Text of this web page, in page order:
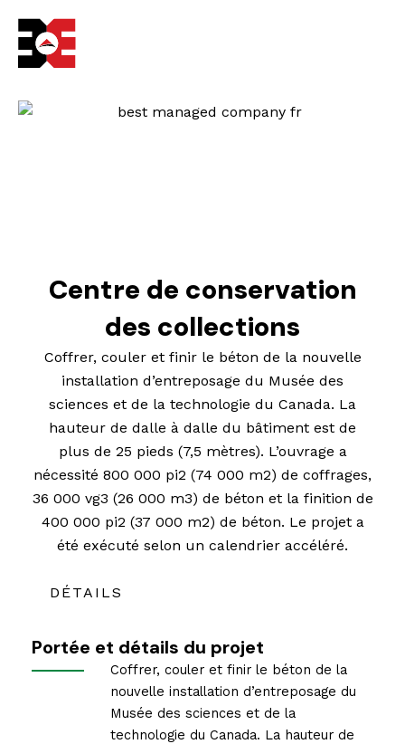
contenu
Centre de conservation
des collections
Coffrer, couler et finir le béton de la nouvelle
installation d’entreposage du Musée des
sciences et de la technologie du Canada. La
hauteur de dalle à dalle du bâtiment est de
plus de 25 pieds (7,5 mètres). L’ouvrage a
nécessité 800 000 pi2 (74 000 m2) de coffrages,
36 000 vg3 (26 000 m3) de béton et la finition de
400 000 pi2 (37 000 m2) de béton. Le projet a
été exécuté selon un calendrier accéléré.
DÉTAILS
Portée et détails du projet
Coffrer, couler et finir le béton de la
nouvelle installation d’entreposage du
Musée des sciences et de la
technologie du Canada. La hauteur de